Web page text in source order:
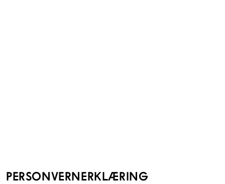
PERSONVERNERKLÆRING